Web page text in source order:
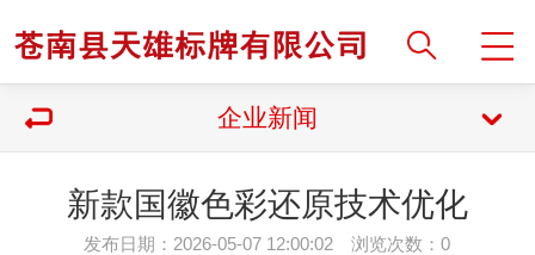
企业新闻
新款国徽色彩还原技术优化
发布日期：2026-05-07 12:00:02 浏览次数：0